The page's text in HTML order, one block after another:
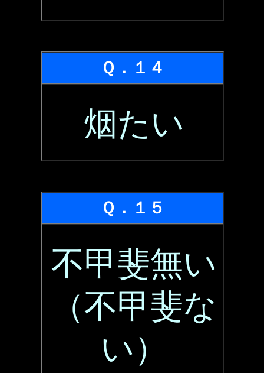
Ｑ．１４
烟たい
Ｑ．１５
不甲斐無い
（不甲斐な
い）